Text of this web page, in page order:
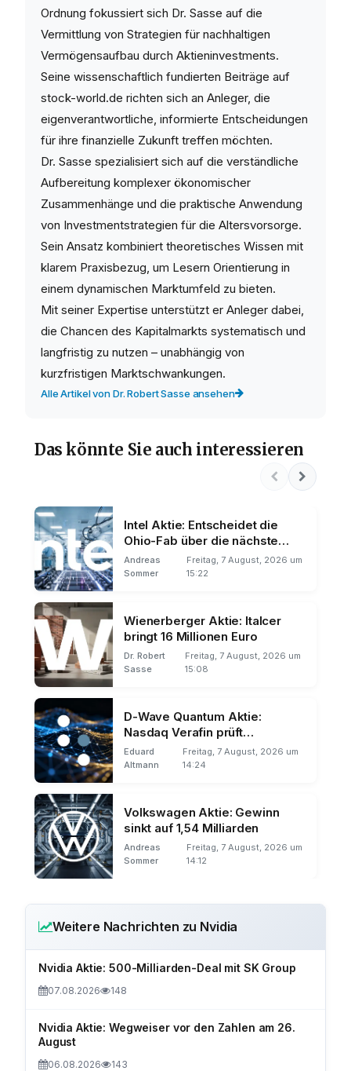
Ordnung fokussiert sich Dr. Sasse auf die
Vermittlung von Strategien für nachhaltigen
Vermögensaufbau durch Aktieninvestments.
Seine wissenschaftlich fundierten Beiträge auf
stock-world.de richten sich an Anleger, die
eigenverantwortliche, informierte Entscheidungen
für ihre finanzielle Zukunft treffen möchten.
Dr. Sasse spezialisiert sich auf die verständliche
Aufbereitung komplexer ökonomischer
Zusammenhänge und die praktische Anwendung
von Investmentstrategien für die Altersvorsorge.
Sein Ansatz kombiniert theoretisches Wissen mit
klarem Praxisbezug, um Lesern Orientierung in
einem dynamischen Marktumfeld zu bieten.
Mit seiner Expertise unterstützt er Anleger dabei,
die Chancen des Kapitalmarkts systematisch und
langfristig zu nutzen – unabhängig von
kurzfristigen Marktschwankungen.
Alle Artikel von Dr. Robert Sasse ansehen
Das könnte Sie auch interessieren
Intel Aktie: Entscheidet die
Ohio-Fab über die nächste
Kursrally?
Andreas
Sommer
Freitag, 7 August, 2026 um
15:22
Wienerberger Aktie: Italcer
bringt 16 Millionen Euro
Dr. Robert
Sasse
Freitag, 7 August, 2026 um
15:08
D-Wave Quantum Aktie:
Nasdaq Verafin prüft
Quantentechnik für
Finanzkriminalität
Eduard
Altmann
Freitag, 7 August, 2026 um
14:24
Volkswagen Aktie: Gewinn
sinkt auf 1,54 Milliarden
Andreas
Sommer
Freitag, 7 August, 2026 um
14:12
Weitere Nachrichten zu Nvidia
Nvidia Aktie: 500-Milliarden-Deal mit SK Group
07.08.2026 148
Nvidia Aktie: Wegweiser vor den Zahlen am 26.
August
06.08.2026 143